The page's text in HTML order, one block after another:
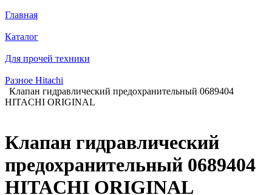
Главная
Каталог
Для прочей техники
Разное Hitachi
Клапан гидравлический предохранительный 0689404
HITACHI ORIGINAL
Клапан гидравлический
предохранительный 0689404
HITACHI ORIGINAL